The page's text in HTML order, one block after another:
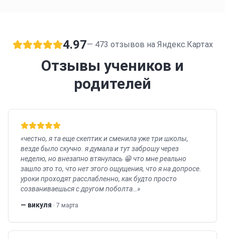
4.97— 473 отзывов на Яндекс.Картах
Отзывы учеников и
родителей
«честно, я та еще скептик и сменила уже три школы,
везде было скучно. я думала и тут заброшу через
неделю, но внезапно втянулась 😁 что мне реально
зашло это то, что нет этого ощущения, что я на допросе.
уроки проходят расслабленно, как будто просто
созваниваешься с другом поболта… »
— викуля · 7 марта